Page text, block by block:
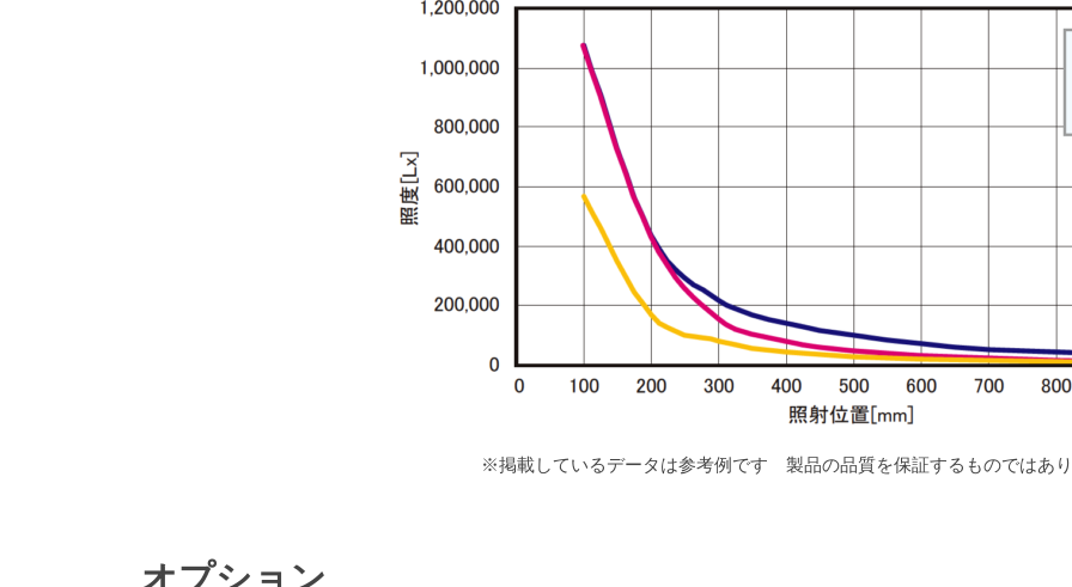
※掲載しているデータは参考例です 製品の品質を保証するものではあ
オプション